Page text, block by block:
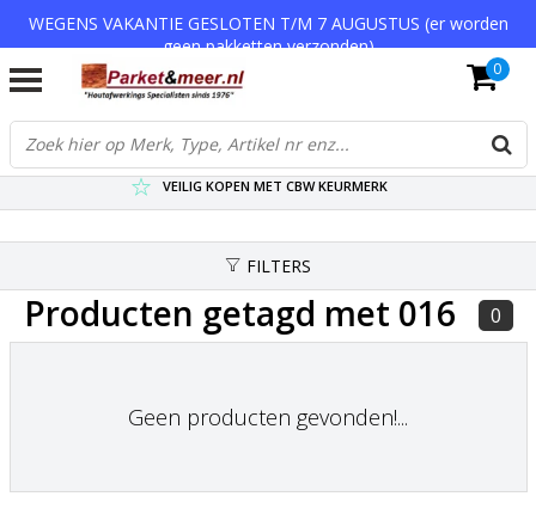
WEGENS VAKANTIE GESLOTEN T/M 7 AUGUSTUS (er worden
geen pakketten verzonden)
VERZENDKOSTEN € 7,95 (GRATIS VA €75,-)
SCHERPSTE PRIJZEN TOT WEL 75% KORTING !
VEILIG KOPEN MET CBW KEURMERK
0
FILTERS
Producten getagd met 016 0
Geen producten gevonden!...